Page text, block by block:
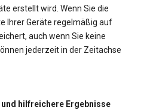
erstellt wird. Wenn Sie die
Ihrer Geräte regelmäßig auf
auch wenn Sie keine
jederzeit in der Zeitachse
hilfreichere Ergebnisse